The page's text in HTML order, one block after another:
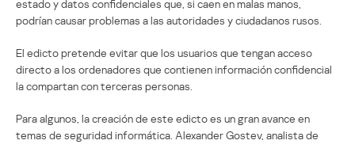
estado y datos confidenciales que, si caen en malas manos,
podrían causar problemas a las autoridades y ciudadanos rusos.
El edicto pretende evitar que los usuarios que tengan acceso
directo a los ordenadores que contienen información confidencial
la compartan con terceras personas.
Para algunos, la creación de este edicto es un gran avance en
temas de seguridad informática. Alexander Gostev, analista de